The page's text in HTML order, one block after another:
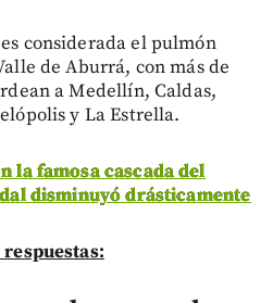
considerada el pulmón
de Aburrá, con más de
a Medellín, Caldas,
y La Estrella.
la famosa cascada del
disminuyó drásticamente